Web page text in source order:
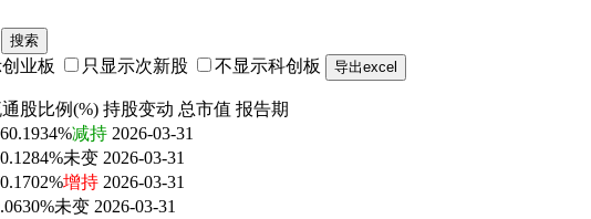
业板 只显示次新股 不显示科创板
股比例(%) 持股变动 总市值 报告期
0.1934%减持 2026-03-31
0.1284%未变 2026-03-31
0.1702%增持 2026-03-31
未变 2026-03-31